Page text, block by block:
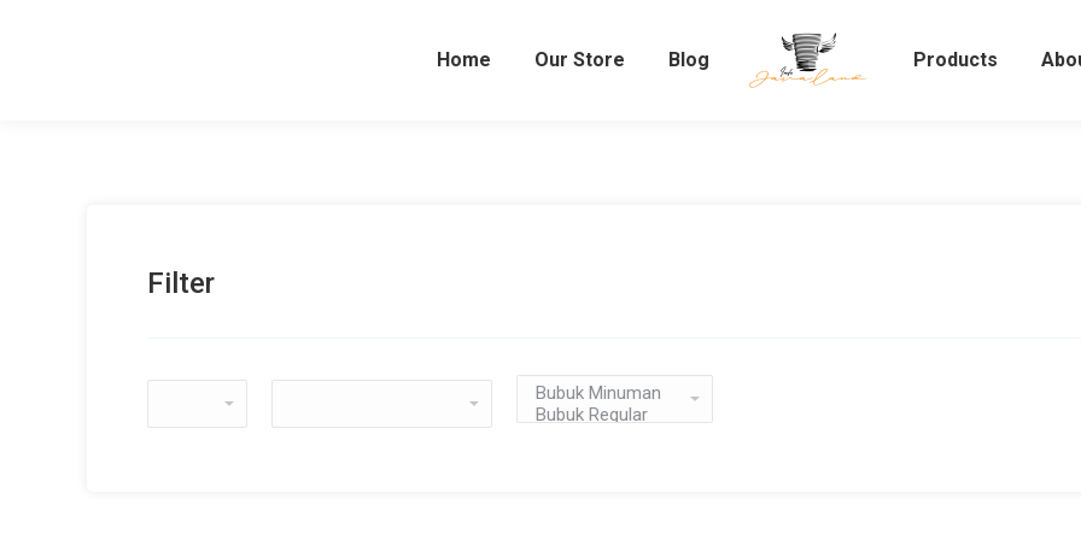
Home Our Store Blog Products
Filter